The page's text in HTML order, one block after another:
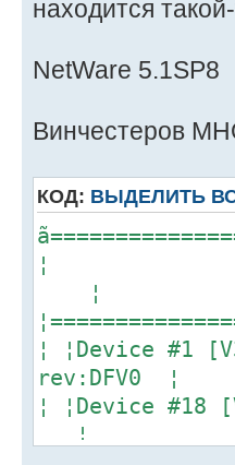
находится
NetWare 5.1SP8
Винчестеров
КОД: ВЫДЕЛИТЬ
¦
¦
¦ ¦Device #1
rev:DFV0 ¦
¦ ¦Device #18
¦